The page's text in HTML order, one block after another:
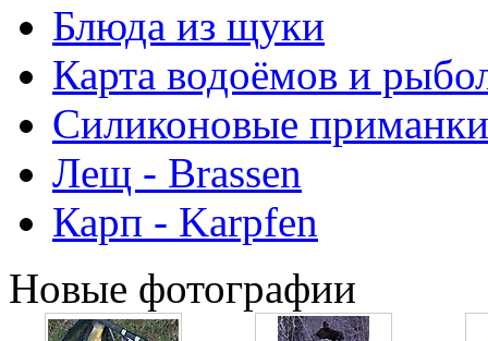
Блюда из щуки
Карта водоёмов и
Силиконовые приманки
Лещ - Brassen
Карп - Karpfen
Новые фотографии